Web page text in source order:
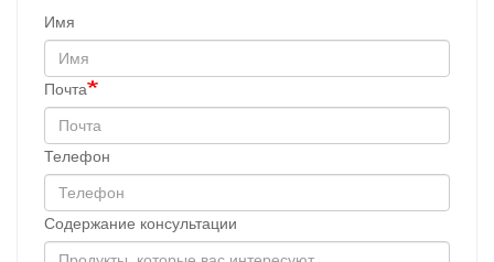
Имя
Почта
Телефон
Содержание консультации